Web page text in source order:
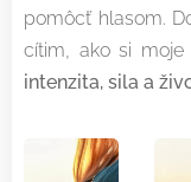
pomôcť hlasom.
cítim, ako si
intenzita, sila a